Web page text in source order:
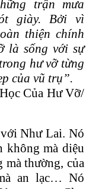
trận mưa
giày. Bởi vì
thiện chính
là sống với sự
hư vỡ từng
của vũ trụ”.
Của Hư Vỡ/
Như Lai. Nó
không mà diệu
thường, của
an lạc… Nó